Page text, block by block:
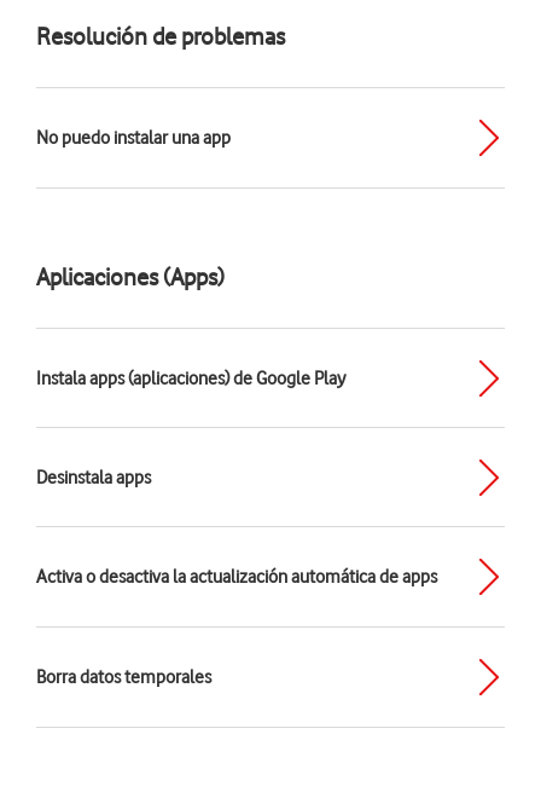
Resolución de problemas
No puedo instalar una app
Aplicaciones (Apps)
Instala apps (aplicaciones) de Google Play
Desinstala apps
Activa o desactiva la actualización automática de apps
Borra datos temporales